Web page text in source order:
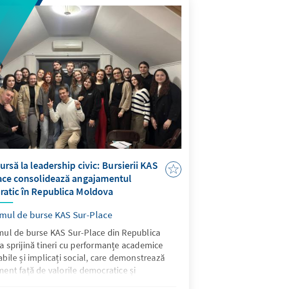
la leadership civic: Bursierii KAS
consolidează angajamentul
în Republica Moldova
de burse KAS Sur-Place
de burse KAS Sur-Place din Republica
sprijină tineri cu performanțe academice
și implicați social, care demonstrează
față de valorile democratice și